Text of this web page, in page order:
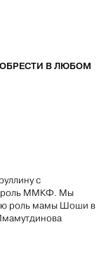
В ЛЮБОМ
с
роль ММКФ. Мы
роль мамы Шоши в